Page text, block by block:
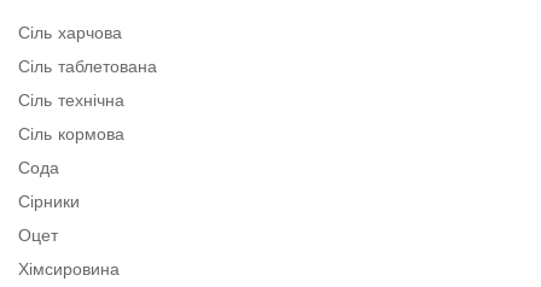
Сіль харчова
Сіль таблетована
Сіль технічна
Сіль кормова
Сода
Сірники
Оцет
Хімсировина